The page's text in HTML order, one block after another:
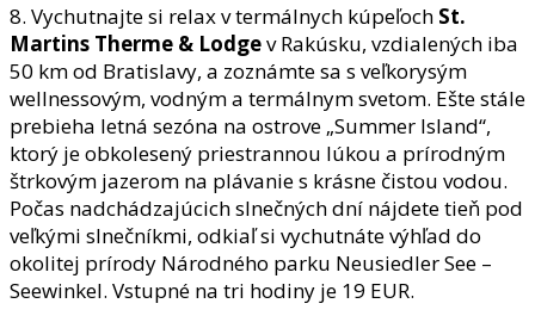
8. Vychutnajte si relax v termálnych kúpeľoch St.
Martins Therme & Lodgev Rakúsku, vzdialených iba
50 km od Bratislavy, a zoznámte sa s veľkorysým
wellnessovým, vodným a termálnym svetom. Ešte stále
prebieha letná sezóna na ostrove „Summer Island“,
ktorý je obkolesený priestrannou lúkou a prírodným
štrkovým jazerom na plávanie s krásne čistou vodou.
Počas nadchádzajúcich slnečných dní nájdete tieň pod
veľkými slnečníkmi, odkiaľ si vychutnáte výhľad do
okolitej prírody Národného parku Neusiedler See –
Seewinkel. Vstupné na tri hodiny je 19 EUR.